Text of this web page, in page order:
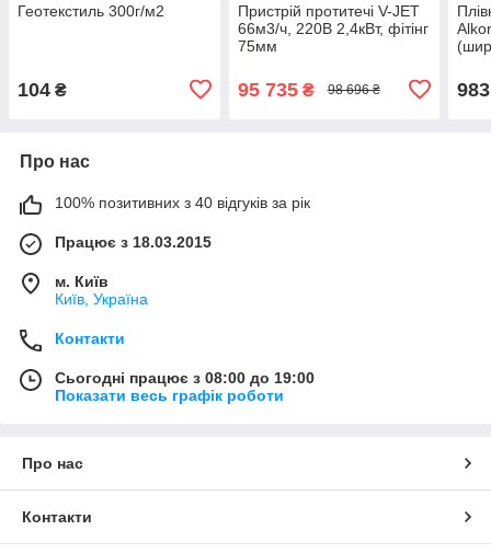
Геотекстиль 300г/м2
104 ₴
Пристрій протитечі V-JET
66м3/ч, 220В 2,4кВт, фітінг
75мм
95 735₴ 98 696 ₴ 983
Про нас
100% позитивних з 40 відгуків за рік
Працює з 18.03.2015
м. Київ
Київ, Україна
Контакти
Сьогодні працює з 08:00 до 19:00
Показати весь графік роботи
Про нас
Контакти